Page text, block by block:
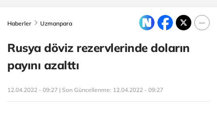
Haberler Uzmanpara
Rusya döviz rezervlerinde doların
payını azalttı
12.04.2022 - 09:27 | Son Güncellenme: 12.04.2022 - 09:27